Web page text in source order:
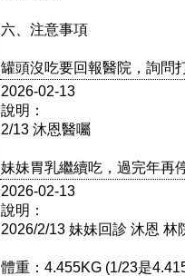
六、注意事項
罐頭沒吃要回報醫院，詢問
2026-02-13
說明：
2/13 沐恩醫囑
妹妹胃乳繼續吃，過完年再
2026-02-13
說明：
2026/2/13 妹妹回診 沐恩 林
體重：4.455KG (1/23是